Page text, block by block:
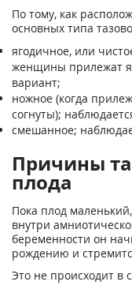
По тому, как
основных типа
ягодичное, или
женщины прилежат
вариант;
ножное (когда
согнуты);
смешанное;
Причины
плода
Пока плод
внутри
беременности он
рождению и
Это не происходит в